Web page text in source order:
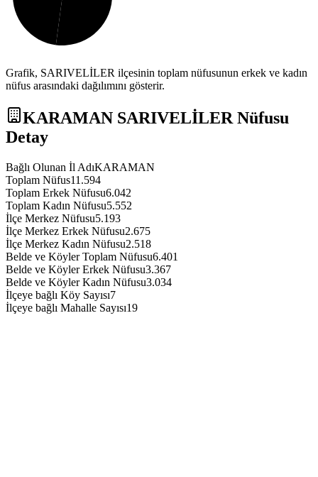
Grafik, SARIVELİLER ilçesinin toplam nüfusunun erkek ve kadın
nüfus arasındaki dağılımını gösterir.
KARAMAN SARIVELİLER Nüfusu
Detay
Bağlı Olunan İl AdıKARAMAN
Toplam Nüfus11.594
Toplam Erkek Nüfusu6.042
Toplam Kadın Nüfusu5.552
İlçe Merkez Nüfusu5.193
İlçe Merkez Erkek Nüfusu2.675
İlçe Merkez Kadın Nüfusu2.518
Belde ve Köyler Toplam Nüfusu6.401
Belde ve Köyler Erkek Nüfusu3.367
Belde ve Köyler Kadın Nüfusu3.034
İlçeye bağlı Köy Sayısı7
İlçeye bağlı Mahalle Sayısı19